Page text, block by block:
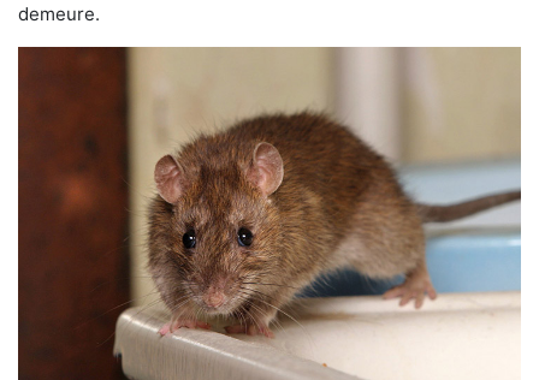
demeure.